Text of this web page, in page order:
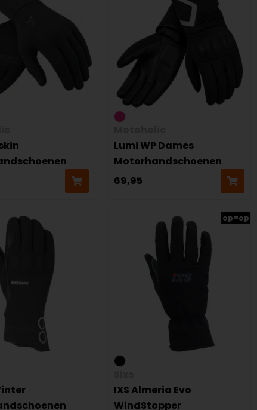
Lumi WP Dames
Motorhandschoenen
69,95
op=op
IXS Almeria Evo
WindStopper